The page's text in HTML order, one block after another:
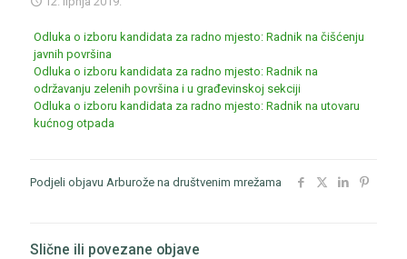
Odluka o izboru kandidata za radno mjesto: Radnik na čišćenju
javnih površina
Odluka o izboru kandidata za radno mjesto: Radnik na
održavanju zelenih površina i u građevinskoj sekciji
Odluka o izboru kandidata za radno mjesto: Radnik na utovaru
kućnog otpada
Podjeli objavu Arburože na društvenim mrežama
Slične ili povezane objave